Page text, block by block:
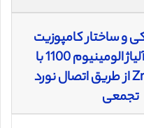
و ساختار کامپوزیت
تقویت شده آلیاژ الومینیوم 1100 با
نانوذرات ZrO2 از طریق اتصال نورد
تجمعی